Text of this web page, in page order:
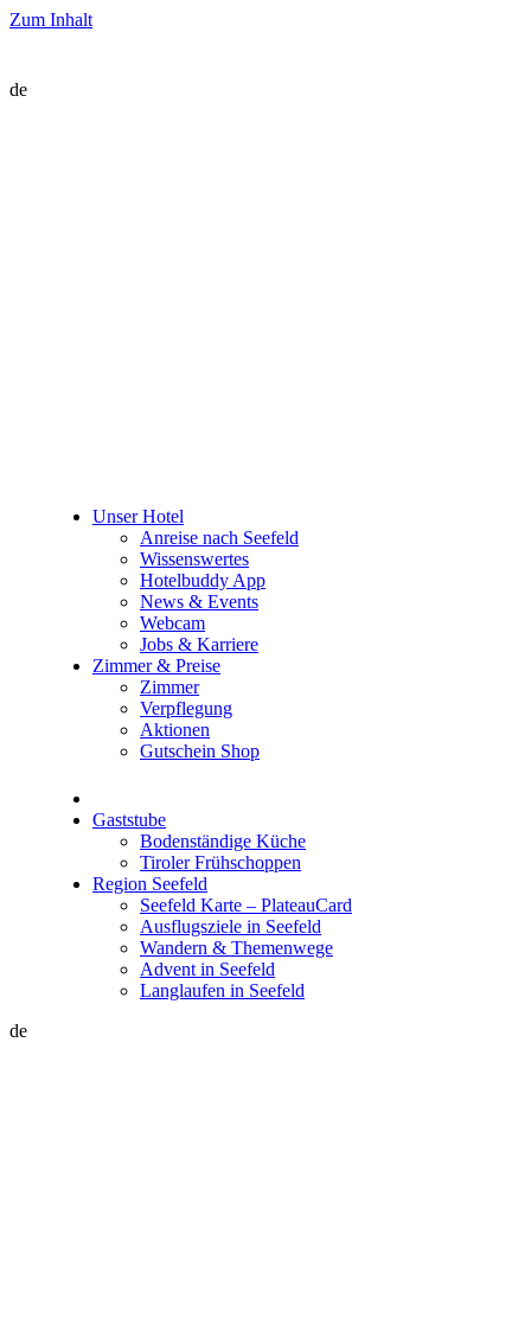
Zum Inhalt
de
Unser Hotel
Anreise nach Seefeld
Wissenswertes
Hotelbuddy App
News & Events
Webcam
Jobs & Karriere
Zimmer & Preise
Zimmer
Verpflegung
Aktionen
Gutschein Shop
Gaststube
Bodenständige Küche
Tiroler Frühschoppen
Region Seefeld
Seefeld Karte – PlateauCard
Ausflugsziele in Seefeld
Wandern & Themenwege
Advent in Seefeld
Langlaufen in Seefeld
de